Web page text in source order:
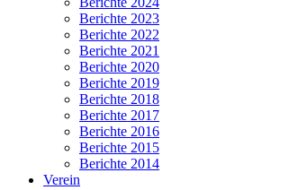
Berichte 2023
Berichte 2022
Berichte 2021
Berichte 2020
Berichte 2019
Berichte 2018
Berichte 2017
Berichte 2016
Berichte 2015
Berichte 2014
Verein